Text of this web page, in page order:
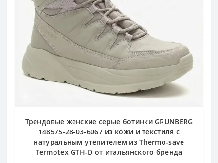
Трендовые женские серые ботинки GRUNBERG
148575-28-03-6067 из кожи и текстиля с
натуральным утепителем из Thermo-save
Termotex GTH-D от итальянского бренда